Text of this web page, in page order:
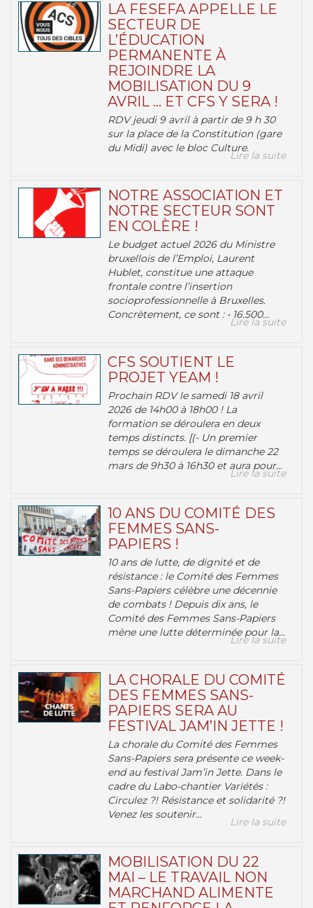
LA FESEFA APPELLE LE
SECTEUR DE
L’ÉDUCATION
PERMANENTE À
REJOINDRE LA
MOBILISATION DU 9
AVRIL … ET CFS Y SERA !
RDV jeudi 9 avril à partir de 9 h 30
sur la place de la Constitution (gare
du Midi) avec le bloc Culture.
Lire la suite
NOTRE ASSOCIATION ET
NOTRE SECTEUR SONT
EN COLÈRE !
Le budget actuel 2026 du Ministre
bruxellois de l’Emploi, Laurent
Hublet, constitue une attaque
frontale contre l’insertion
socioprofessionnelle à Bruxelles.
Concrètement, ce sont : • 16.500...
Lire la suite
CFS SOUTIENT LE
PROJET YEAM !
Prochain RDV le samedi 18 avril
2026 de 14h00 à 18h00 ! La
formation se déroulera en deux
temps distincts. [(- Un premier
temps se déroulera le dimanche 22
mars de 9h30 à 16h30 et aura pour...
Lire la suite
10 ANS DU COMITÉ DES
FEMMES SANS-
PAPIERS !
10 ans de lutte, de dignité et de
résistance : le Comité des Femmes
Sans-Papiers célèbre une décennie
de combats ! Depuis dix ans, le
Comité des Femmes Sans-Papiers
mène une lutte déterminée pour la...
Lire la suite
LA CHORALE DU COMITÉ
DES FEMMES SANS-
PAPIERS SERA AU
FESTIVAL JAM’IN JETTE !
La chorale du Comité des Femmes
Sans-Papiers sera présente ce week-
end au festival Jam’in Jette. Dans le
cadre du Labo-chantier Variétés :
Circulez ?! Résistance et solidarité ?!
Venez les soutenir...
Lire la suite
MOBILISATION DU 22
MAI – LE TRAVAIL NON
MARCHAND ALIMENTE